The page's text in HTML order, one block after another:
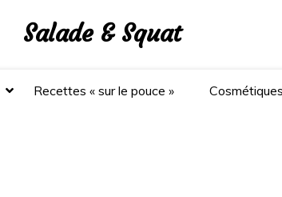
Salade & Squat
Recettes « sur le pouce »